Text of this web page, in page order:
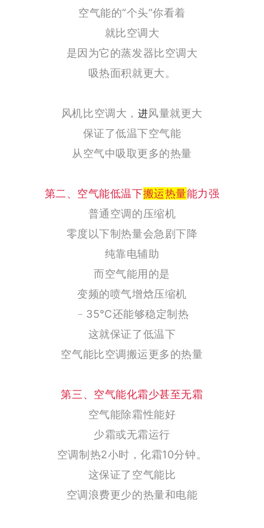
空气能的“个头”你看着
就比空调大
是因为它的蒸发器比空调大
吸热面积就更大。
风机比空调大， 进风量就更大
保证了低温下空气能
从空气中吸取更多的热量
第二、空气能低温下搬运热量能力强
普通空调的压缩机
零度以下制热量会急剧下降
纯靠电辅助
而空气能用的是
变频的喷气增焓压缩机
﹣35℃还能够稳定制热
这就保证了低温下
空气能比空调搬运更多的热量
第三、空气能化霜少甚至无霜
空气能除霜性能好
少霜或无霜运行
空调制热2小时，化霜10分钟。
这保证了空气能比
空调浪费更少的热量和电能